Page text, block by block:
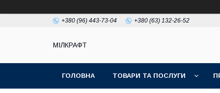
+380 (96) 443-73-04 +380 (63) 132-26-52
МІЛКРАФТ
ГОЛОВНА ТОВАРИ ТА ПОСЛУГИ